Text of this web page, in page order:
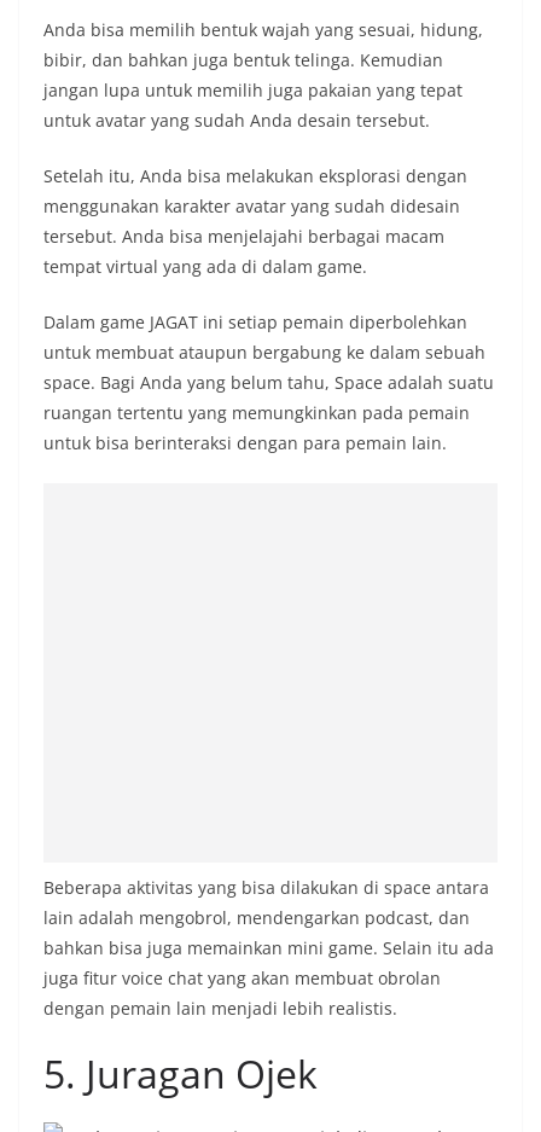
Anda bisa memilih bentuk wajah yang sesuai, hidung,
bibir, dan bahkan juga bentuk telinga. Kemudian
jangan lupa untuk memilih juga pakaian yang tepat
untuk avatar yang sudah Anda desain tersebut.
Setelah itu, Anda bisa melakukan eksplorasi dengan
menggunakan karakter avatar yang sudah didesain
tersebut. Anda bisa menjelajahi berbagai macam
tempat virtual yang ada di dalam game.
Dalam game JAGAT ini setiap pemain diperbolehkan
untuk membuat ataupun bergabung ke dalam sebuah
space. Bagi Anda yang belum tahu, Space adalah suatu
ruangan tertentu yang memungkinkan pada pemain
untuk bisa berinteraksi dengan para pemain lain.
Beberapa aktivitas yang bisa dilakukan di space antara
lain adalah mengobrol, mendengarkan podcast, dan
bahkan bisa juga memainkan mini game. Selain itu ada
juga fitur voice chat yang akan membuat obrolan
dengan pemain lain menjadi lebih realistis.
5. Juragan Ojek